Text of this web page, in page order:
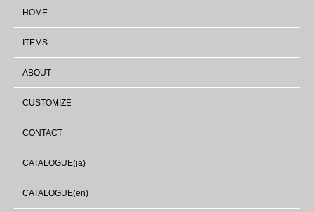
HOME
ITEMS
ABOUT
CUSTOMIZE
CONTACT
CATALOGUE(ja)
CATALOGUE(en)